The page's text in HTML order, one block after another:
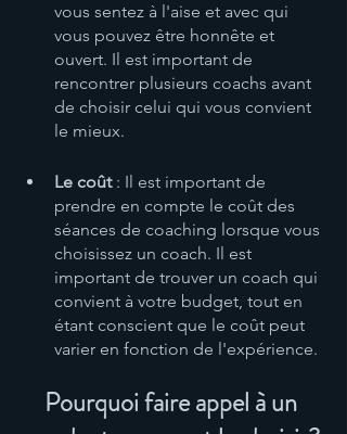
vous sentez à l'aise et avec qui
vous pouvez être honnête et
ouvert. Il est important de
rencontrer plusieurs coachs avant
de choisir celui qui vous convient
le mieux.
Le coût : Il est important de
prendre en compte le coût des
séances de coaching lorsque vous
choisissez un coach. Il est
important de trouver un coach qui
convient à votre budget, tout en
étant conscient que le coût peut
varier en fonction de l'expérience.
Pourquoi faire appel à un